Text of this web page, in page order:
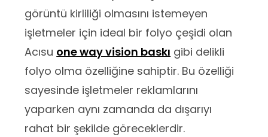
görüntü kirliliği olmasını istemeyen
işletmeler için ideal bir folyo çeşidi olan
Acısu one way vision baskı gibi delikli
folyo olma özelliğine sahiptir. Bu özelliği
sayesinde işletmeler reklamlarını
yaparken aynı zamanda da dışarıyı
rahat bir şekilde göreceklerdir.